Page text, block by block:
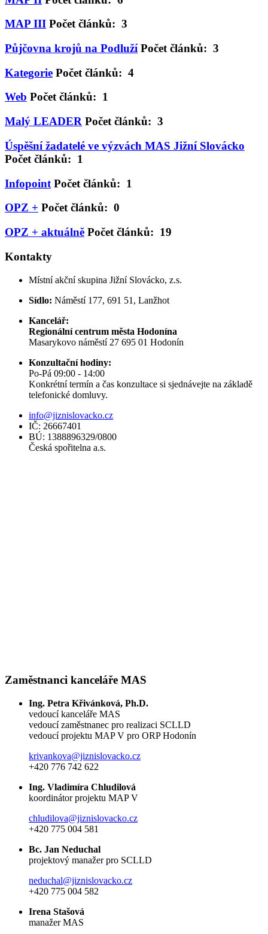
MAP III Počet článků: 3
Půjčovna krojů na Podluží Počet článků: 3
Kategorie Počet článků: 4
Web Počet článků: 1
Malý LEADER Počet článků: 3
Úspěšní žadatelé ve výzvách MAS Jižní Slovácko
Počet článků: 1
Infopoint Počet článků: 1
OPZ + Počet článků: 0
OPZ + aktuálně Počet článků: 19
Kontakty
Místní akční skupina Jižní Slovácko, z.s.
Sídlo: Náměstí 177, 691 51, Lanžhot
Kancelář:
Regionální centrum města Hodonína
Masarykovo náměstí 27 695 01 Hodonín
Konzultační hodiny:
Po-Pá 09:00 - 14:00
Konkrétní termín a čas konzultace si sjednávejte na základě
telefonické domluvy.
info@jiznislovacko.cz
IČ: 26667401
BÚ: 1388896329/0800
Česká spořitelna a.s.
Zaměstnanci kanceláře MAS
Ing. Petra Křivánková, Ph.D.
vedoucí kanceláře MAS
vedoucí zaměstnanec pro realizaci SCLLD
vedoucí projektu MAP V pro ORP Hodonín
krivankova@jiznislovacko.cz
+420 776 742 622
Ing. Vladimíra Chludilová
koordinátor projektu MAP V
chludilova@jiznislovacko.cz
+420 775 004 581
Bc. Jan Neduchal
projektový manažer pro SCLLD
neduchal@jiznislovacko.cz
+420 775 004 582
Irena Stašová
manažer MAS